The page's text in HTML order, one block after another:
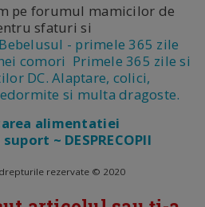
pe forumul mamicilor de
sfaturi si
Bebelusul - primele 365 zile
comori Primele 365 zile si
DC. Alaptare, colici,
si multa dragoste.
alimentatiei
~ DESPRECOPII
rezervate © 2020